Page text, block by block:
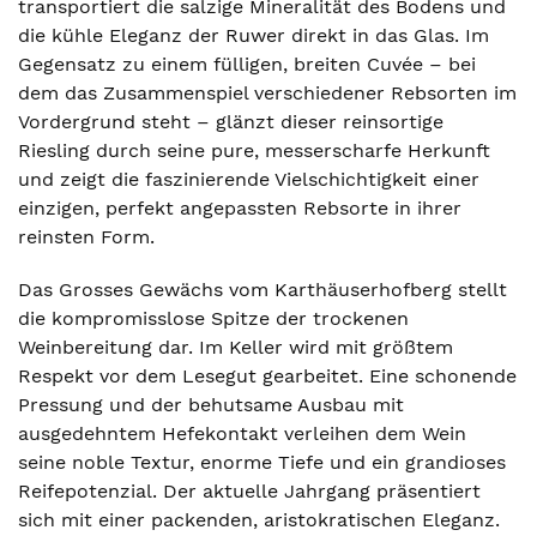
transportiert die salzige Mineralität des Bodens und
die kühle Eleganz der Ruwer direkt in das Glas. Im
Gegensatz zu einem fülligen, breiten Cuvée – bei
dem das Zusammenspiel verschiedener Rebsorten im
Vordergrund steht – glänzt dieser reinsortige
Riesling durch seine pure, messerscharfe Herkunft
und zeigt die faszinierende Vielschichtigkeit einer
einzigen, perfekt angepassten Rebsorte in ihrer
reinsten Form.
Das Grosses Gewächs vom Karthäuserhofberg stellt
die kompromisslose Spitze der trockenen
Weinbereitung dar. Im Keller wird mit größtem
Respekt vor dem Lesegut gearbeitet. Eine schonende
Pressung und der behutsame Ausbau mit
ausgedehntem Hefekontakt verleihen dem Wein
seine noble Textur, enorme Tiefe und ein grandioses
Reifepotenzial. Der aktuelle Jahrgang präsentiert
sich mit einer packenden, aristokratischen Eleganz.